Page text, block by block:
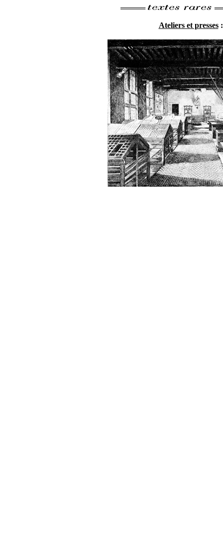
Ateliers et presses: